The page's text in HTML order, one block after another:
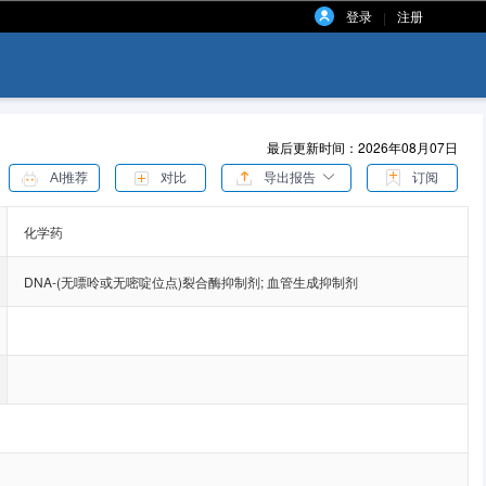
登录 | 注册
最后更新时间：2026年08月07日
AI推荐 对比 导出报告 订阅
化学药
DNA-(无嘌呤或无嘧啶位点)裂合酶抑制剂; 血管生成抑制剂